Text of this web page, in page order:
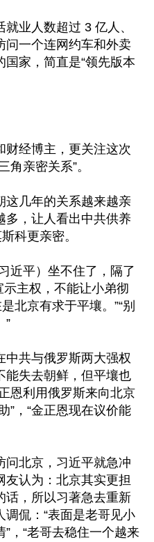
业人数超过 3 亿人、
问一个连网约车和外卖
家，简直是“领先版本
财经博主，更关注这次
角亲密关系”。
这几年的关系越来越亲
多，让人看出中共供养
科更亲密。
近平）坐不住了，隔了
主权，不能让小弟彻
北京有求于平壤。”“别
”
中共与俄罗斯两大强权
能失去朝鲜，但平壤也
恩利用俄罗斯来向北京
”，“金正恩现在议价能
问北京，习近平就急冲
友认为：北京其实更担
话，所以习著急去重新
侃：“表面是老哥见小
，“老哥去稳住一个越来